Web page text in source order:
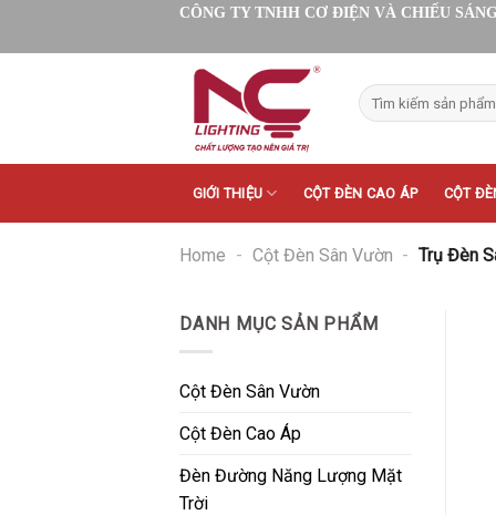
CÔNG TY TNHH CƠ ĐIỆN VÀ CHIẾU
Tìm
kiếm:
GIỚI THIỆU CỘT ĐÈN CAO ÁP CỘT
Home - Cột Đèn Sân Vườn - Trụ Đèn
DANH MỤC SẢN PHẨM
Cột Đèn Sân Vườn
Cột Đèn Cao Áp
Đèn Đường Năng Lượng Mặt
Trời